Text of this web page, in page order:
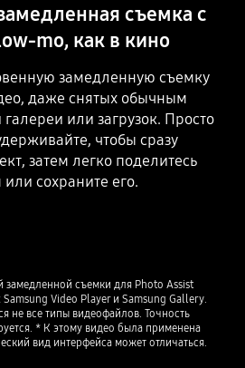
съемка с
mo, как в кино
замедленную съемку
даже снятых обычным
или загрузок. Просто
чтобы сразу
затем легко поделитесь
сохраните его.
замедленной съемки для Photo Assist
Video Player и Samsung Gallery.
не все типы видеофайлов. Точность
* К этому видео была применена
вид интерфейса может отличаться.